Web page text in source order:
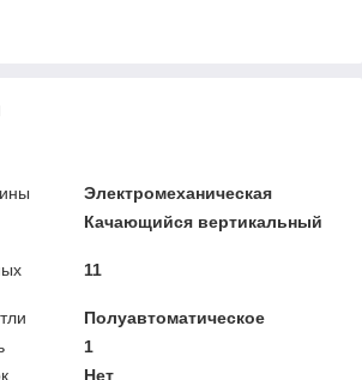
Электромеханическая
Качающийся вертикальный
11
Полуавтоматическое
1
Нет